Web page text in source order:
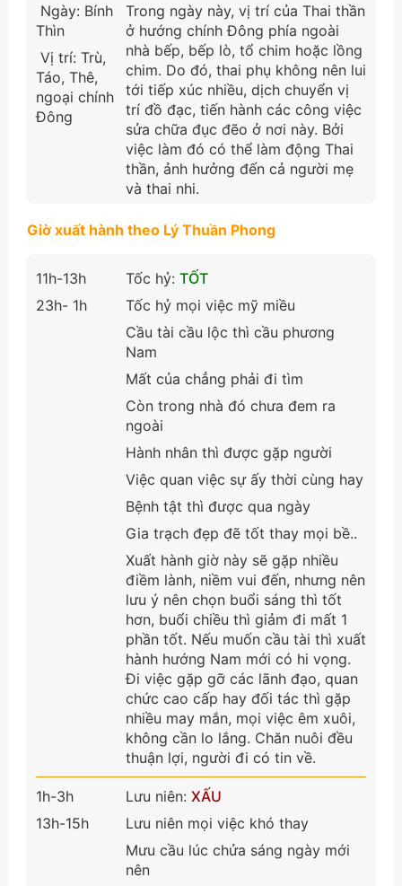
Ngày: Bính
Thìn
Vị trí: Trù,
Táo, Thê,
ngoại chính
Đông
Trong ngày này, vị trí của Thai thần
ở hướng chính Đông phía ngoài
nhà bếp, bếp lò, tổ chim hoặc lồng
chim. Do đó, thai phụ không nên lui
tới tiếp xúc nhiều, dịch chuyển vị
trí đồ đạc, tiến hành các công việc
sửa chữa đục đẽo ở nơi này. Bởi
việc làm đó có thể làm động Thai
thần, ảnh hưởng đến cả người mẹ
và thai nhi.
Giờ xuất hành theo Lý Thuần Phong
11h-13h
23h- 1h
Tốc hỷ: TỐT
Tốc hỷ mọi việc mỹ miều
Cầu tài cầu lộc thì cầu phương
Nam
Mất của chẳng phải đi tìm
Còn trong nhà đó chưa đem ra
ngoài
Hành nhân thì được gặp người
Việc quan việc sự ấy thời cùng hay
Bệnh tật thì được qua ngày
Gia trạch đẹp đẽ tốt thay mọi bề..
Xuất hành giờ này sẽ gặp nhiều
điềm lành, niềm vui đến, nhưng nên
lưu ý nên chọn buổi sáng thì tốt
hơn, buổi chiều thì giảm đi mất 1
phần tốt. Nếu muốn cầu tài thì xuất
hành hướng Nam mới có hi vọng.
Đi việc gặp gỡ các lãnh đạo, quan
chức cao cấp hay đối tác thì gặp
nhiều may mắn, mọi việc êm xuôi,
không cần lo lắng. Chăn nuôi đều
thuận lợi, người đi có tin về.
1h-3h
13h-15h
Lưu niên: XẤU
Lưu niên mọi việc khó thay
Mưu cầu lúc chửa sáng ngày mới
nên